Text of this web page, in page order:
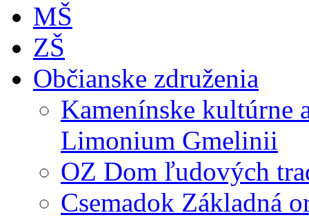
MŠ
ZŠ
Občianske združenia
Kamenínske kultúrne
Limonium Gmelinii
OZ Dom ľudových
Csemadok Základná